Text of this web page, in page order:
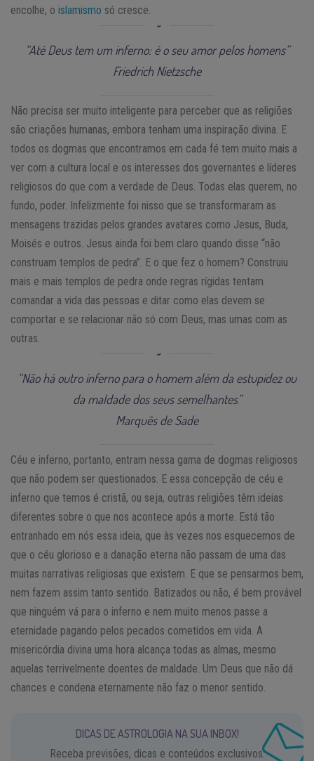
encolhe, o islamismo só cresce.
“Até Deus tem um inferno: é o seu amor pelos homens”
Friedrich Nietzsche
Não precisa ser muito inteligente para perceber que as religiões
são criações humanas, embora tenham uma inspiração divina. E
todos os dogmas que encontramos em cada fé tem muito mais a
ver com a cultura local e os interesses dos governantes e líderes
religiosos do que com a verdade de Deus. Todas elas querem, no
fundo, poder. Infelizmente foi nisso que se transformaram as
mensagens trazidas pelos grandes avatares como Jesus, Buda,
Moisés e outros. Jesus ainda foi bem claro quando disse “não
construam templos de pedra”. E o que fez o homem? Construiu
mais e mais templos de pedra onde regras rígidas tentam
comandar a vida das pessoas e ditar como elas devem se
comportar e se relacionar não só com Deus, mas umas com as
outras.
“Não há outro inferno para o homem além da estupidez ou
da maldade dos seus semelhantes”
Marquês de Sade
Céu e inferno, portanto, entram nessa gama de dogmas religiosos
que não podem ser questionados. E essa concepção de céu e
inferno que temos é cristã, ou seja, outras religiões têm ideias
diferentes sobre o que nos acontece após a morte. Está tão
entranhado em nós essa ideia, que às vezes nos esquecemos de
que o céu glorioso e a danação eterna não passam de uma das
muitas narrativas religiosas que existem. E que se pensarmos bem,
nem fazem assim tanto sentido. Batizados ou não, é bem provável
que ninguém vá para o inferno e nem muito menos passe a
eternidade pagando pelos pecados cometidos em vida. A
misericórdia divina uma hora alcança todas as almas, mesmo
aquelas terrivelmente doentes de maldade. Um Deus que não dá
chances e condena eternamente não faz o menor sentido.
DICAS DE ASTROLOGIA NA SUA INBOX!
Receba previsões, dicas e conteúdos exclusivos.